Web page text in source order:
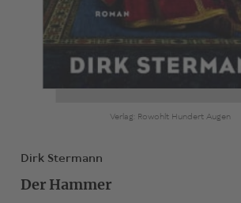
Verlag: Rowohlt Hundert Augen
Dirk Stermann
Der Hammer